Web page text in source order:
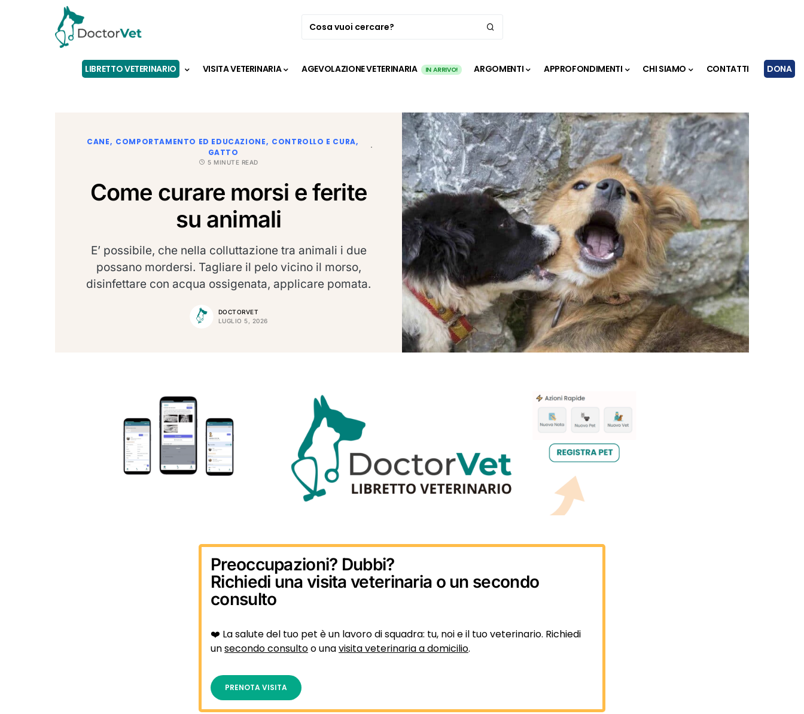
LIBRETTO VETERINARIO VISITA VETERINARIA AGEVOLAZIONE VETERINARIA IN ARRIVO! ARGOMENTI APPROFONDIMENTI CHI SIAMO CONTATTI DONA
CANE COMPORTAMENTO ED EDUCAZIONE
CONTROLLO E CURA
GATTO
5 MINUTE READ
Come curare morsi e ferite
su animali
E’ possibile, che nella colluttazione tra animali i due
possano mordersi. Tagliare il pelo vicino il morso,
disinfettare con acqua ossigenata, applicare pomata.
DOCTORVET
LUGLIO 5, 2026
Preoccupazioni? Dubbi?
Richiedi una visita veterinaria o un secondo
consulto
❤️ La salute del tuo pet è un lavoro di squadra: tu, noi e il tuo veterinario. Richiedi
unsecondo consultoo unavisita veterinaria a domicilio.
PRENOTA VISITA